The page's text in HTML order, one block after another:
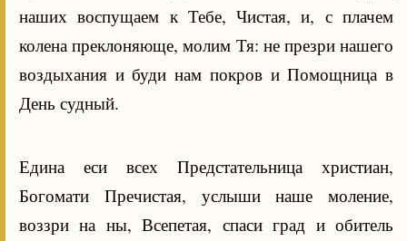
наших воспущаем к Тебе, Чистая, и, с плачем
колена преклоняюще, молим Тя: не презри нашего
воздыхания и буди нам покров и Помощница в
День судный.
Едина еси всех Предстательница христиан,
Богомати Пречистая, услыши наше моление,
воззри на ны, Всепетая, спаси град и обитель